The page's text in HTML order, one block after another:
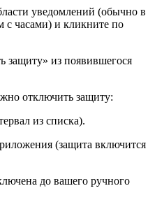
уведомлений (обычно в
с часами) и кликните по
защиту» из появившегося
отключить защиту:
из списка).
(защита включится
до вашего ручного